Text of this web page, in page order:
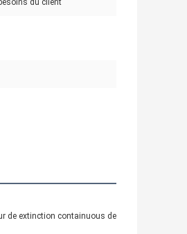
du client
de extinction containuous de